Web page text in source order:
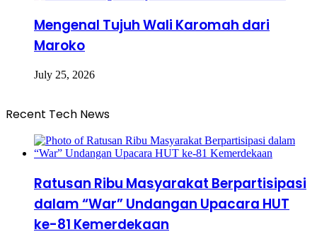
Mengenal Tujuh Wali Karomah dari
Maroko
July 25, 2026
Recent Tech News
Ratusan Ribu Masyarakat Berpartisipasi
dalam “War” Undangan Upacara HUT
ke-81 Kemerdekaan